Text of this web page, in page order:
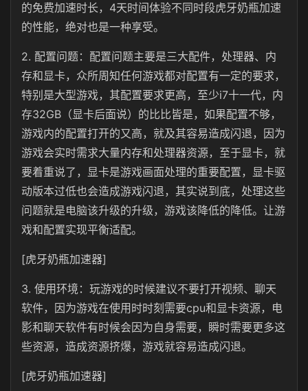
的免费加速时长，4天时间体验不同时段虎牙奶瓶加速
的性能，绝对也是一种享受。
2. 配置问题：配置问题主要是三大配件，处理器、内
存和显卡，众所周知任何游戏都对配置有一定的要求，
特别是大型游戏，其配置要求更高，至少i7十一代，内
存32GB（显卡后面说）的比比皆是，如果配置不够，
游戏内的配置打开的又高，就及其容易造成闪退，因为
游戏会实时需求大量内存和处理器资源，至于显卡，就
要着重说了，显卡是游戏画面处理的重要配置，显卡驱
动版本过低也会造成游戏闪退，其实说到底，处理这些
问题就是电脑该升级的升级，游戏该降低的降低。让游
戏和配置实现平衡适配。
[虎牙奶瓶加速器]
3. 使用环境：玩游戏的时候建议不要打开视频、聊天
软件，因为游戏在使用时时刻需要cpu和显卡资源，电
影和聊天软件有时候会因为自身需要，瞬时需要更多这
些资源，造成资源挤爆，游戏就容易造成闪退。
[虎牙奶瓶加速器]